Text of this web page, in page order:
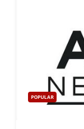
POPULAR